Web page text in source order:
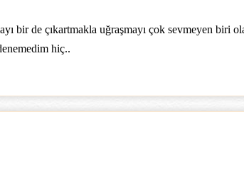
bir de çıkartmakla uğraşmayı çok sevmeyen biri
hiç..